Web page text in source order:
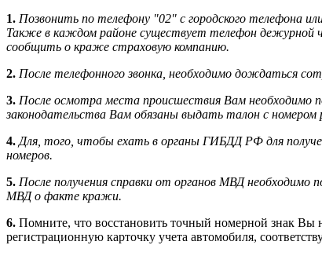
1. Позвонить по телефону "02" с городского телефона
Также в каждом районе существует телефон дежурной
сообщить о краже страховую компанию.
2. После телефонного звонка, необходимо дождаться
3. После осмотра места происшествия Вам необходимо
законодательства Вам обязаны выдать талон с номером
4. Для, того, чтобы ехать в органы ГИБДД РФ для
номеров.
5. После получения справки от органов МВД необходимо
МВД о факте кражи.
6. Помните, что восстановить точный номерной знак
регистрационную карточку учета автомобиля,